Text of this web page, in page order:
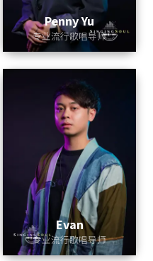
Penny Yu
专业流行歌唱导师
Evan
专业流行歌唱导师